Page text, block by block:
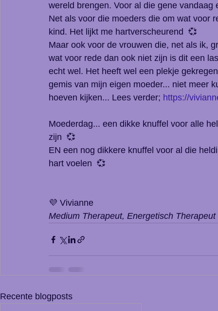
wereld brengen. Voor al die gene vandaag
Net als voor die moeders die om wat voor
kind. Het lijkt me hartverscheurend  💞
Maar ook voor de vrouwen die, net als ik,
wat voor rede dan ook niet zijn is dit een
echt wel. Het heeft wel een plekje
gemis van mijn eigen moeder... niet meer
hoeven kijken... Lees verder; https://
Moederdag... een dikke knuffel voor alle
zijn  💞
EN een nog dikkere knuffel voor al die
hart voelen  💞
💜 Vivianne
Medium Therapeut, Energetisch Therapeut
Recente blogposts